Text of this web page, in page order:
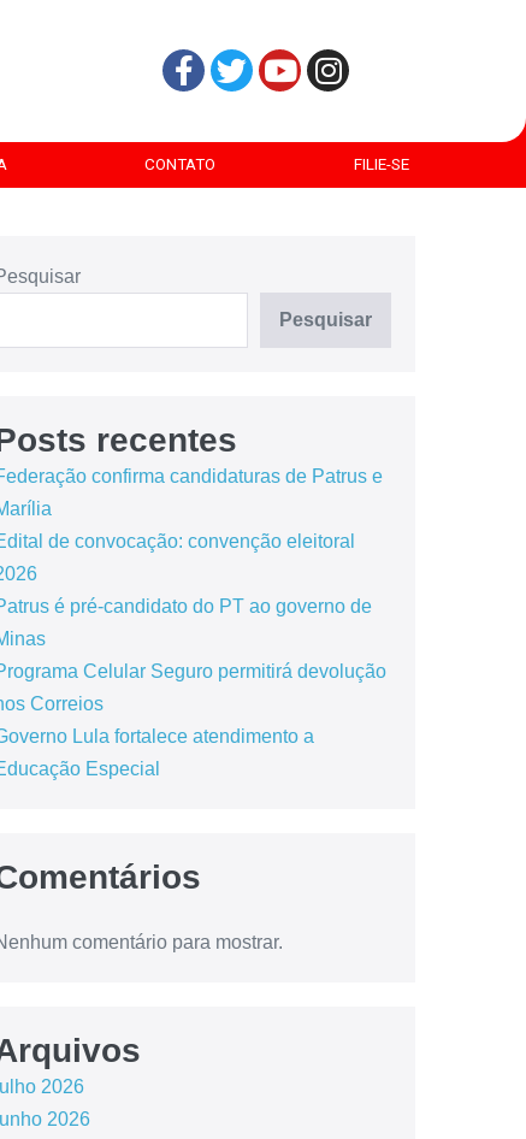
CONTATO FILIE-SE
Pesquisar
recentes
confirma candidaturas de Patrus e
de convocação: convenção eleitoral
é pré-candidato do PT ao governo de
Celular Seguro permitirá devolução
Correios
Lula fortalece atendimento a
Especial
comentário para mostrar.
2026
2026